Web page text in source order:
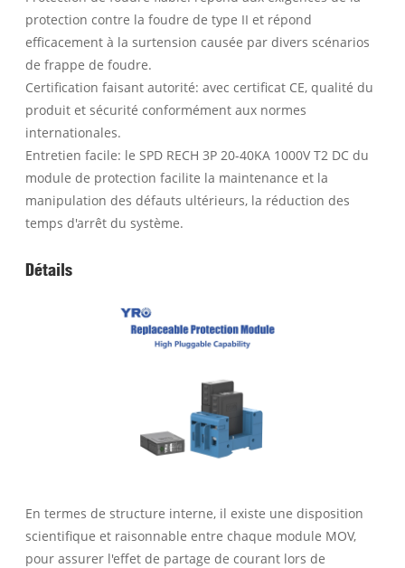
protection contre la foudre de type II et répond
efficacement à la surtension causée par divers scénarios
de frappe de foudre.
Certification faisant autorité: avec certificat CE, qualité du
produit et sécurité conformément aux normes
internationales.
Entretien facile: le SPD RECH 3P 20-40KA 1000V T2 DC du
module de protection facilite la maintenance et la
manipulation des défauts ultérieurs, la réduction des
temps d'arrêt du système.
Détails
En termes de structure interne, il existe une disposition
scientifique et raisonnable entre chaque module MOV,
pour assurer l'effet de partage de courant lors de